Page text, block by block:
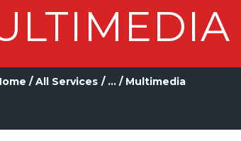
All Services ... Multimedia